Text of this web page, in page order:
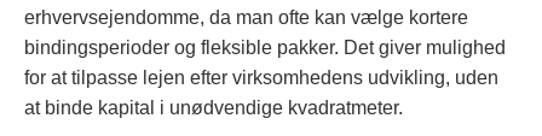
erhvervsejendomme, da man ofte kan vælge kortere
bindingsperioder og fleksible pakker. Det giver mulighed
for at tilpasse lejen efter virksomhedens udvikling, uden
at binde kapital i unødvendige kvadratmeter.